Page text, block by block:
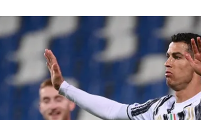
הפועל תל אביב
הפועל חיפה
הפועל באר שבע
מכבי נתניה
בני יהודה
ליגה סינית
ליגה ברזילאית